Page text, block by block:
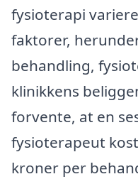
fysioterapi
faktorer,
behandling,
klinikkens
forvente, at en
fysioterapeut
kroner per